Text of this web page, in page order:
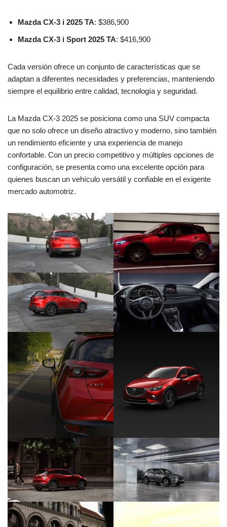
Mazda CX-3 i 2025 TA: $386,900
Mazda CX-3 i Sport 2025 TA: $416,900
Cada versión ofrece un conjunto de características que se
adaptan a diferentes necesidades y preferencias, manteniendo
siempre el equilibrio entre calidad, tecnología y seguridad.
La Mazda CX-3 2025 se posiciona como una SUV compacta
que no solo ofrece un diseño atractivo y moderno, sino también
un rendimiento eficiente y una experiencia de manejo
confortable. Con un precio competitivo y múltiples opciones de
configuración, se presenta como una excelente opción para
quienes buscan un vehículo versátil y confiable en el exigente
mercado automotriz.